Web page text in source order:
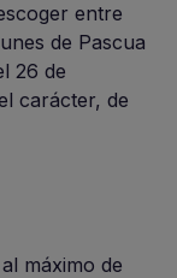
entre
de Pascua
26 de
carácter, de
máximo de